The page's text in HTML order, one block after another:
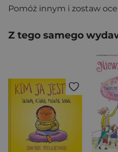
Pomóż innym i zostaw
Z tego samego